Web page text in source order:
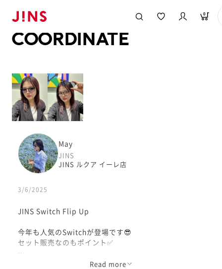
0
COORDINATE
May
JINS
JINS ルクア イーレ店
3/6/2025
JINS Switch Flip Up
今年も人気のSwitchが登場です😎
セット販売なのもポイント✅
メガネユーザーは1本は持っておくべき！
Read more